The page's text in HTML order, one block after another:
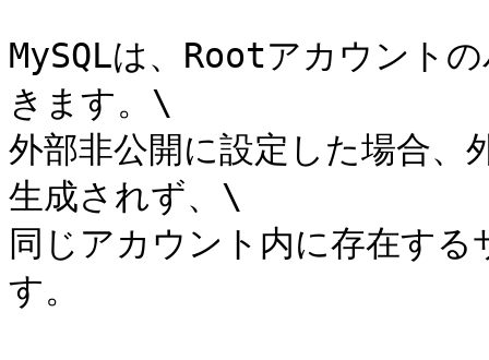
MySQLは、Rootアカウント
きます。\
外部非公開に設定した場合、
生成されず、\
同じアカウント内に存在す